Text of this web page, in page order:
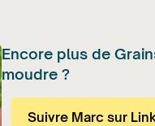
Encore plus de
moudre ?
Suivre Marc sur